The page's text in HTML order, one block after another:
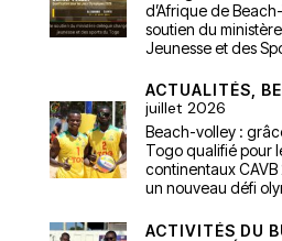
d’Afrique de
soutien du
Jeunesse et des
ACTUALITÉS,
juillet 2026
Beach-volley :
Togo qualifié pour
continentaux
un nouveau défi
ACTIVITÉS DU